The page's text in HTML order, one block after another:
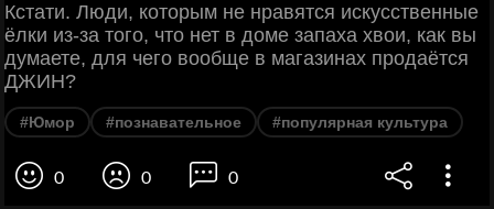
Кстати. Люди, которым не нравятся искусственные
ёлки из-за того, что нет в доме запаха хвои, как вы
думаете, для чего вообще в магазинах продаётся
ДЖИН?
#Юмор #познавательное #популярная культура
0 0 0